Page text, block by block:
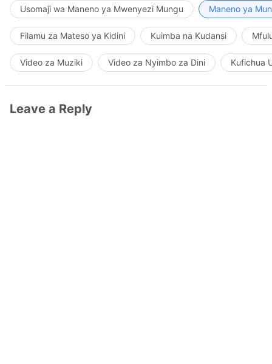
Usomaji wa Maneno ya Mwenyezi Mungu Maneno ya
Filamu za Mateso ya Kidini Kuimba na Kudansi
Video za Muziki Video za Nyimbo za Dini Kufichua
Leave a Reply